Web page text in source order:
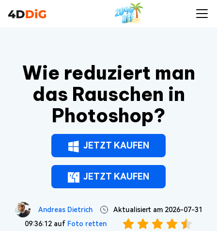
Wie reduziert man
das Rauschen in
Photoshop?
JETZT KAUFEN
JETZT KAUFEN
Andreas Dietrich
Aktualisiert am 2026-07-31
09:36:12 auf Foto retten